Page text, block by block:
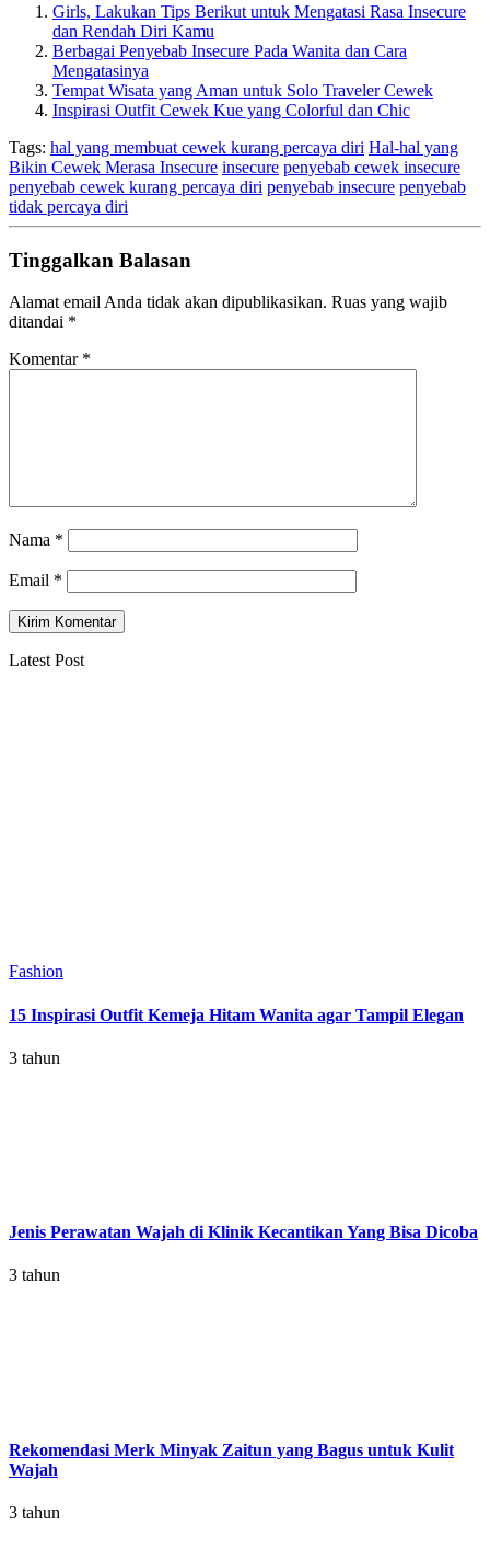
Girls, Lakukan Tips Berikut untuk Mengatasi Rasa Insecure
dan Rendah Diri Kamu
Berbagai Penyebab Insecure Pada Wanita dan Cara
Mengatasinya
Tempat Wisata yang Aman untuk Solo Traveler Cewek
Inspirasi Outfit Cewek Kue yang Colorful dan Chic
Tags: hal yang membuat cewek kurang percaya diri Hal-hal yang
Bikin Cewek Merasa Insecure insecure penyebab cewek insecure
penyebab cewek kurang percaya diri penyebab insecure penyebab
tidak percaya diri
Tinggalkan Balasan
Alamat email Anda tidak akan dipublikasikan. Ruas yang wajib
ditandai *
Komentar *
Nama *
Email *
Latest Post
Fashion
15 Inspirasi Outfit Kemeja Hitam Wanita agar Tampil Elegan
3 tahun
Jenis Perawatan Wajah di Klinik Kecantikan Yang Bisa Dicoba
3 tahun
Rekomendasi Merk Minyak Zaitun yang Bagus untuk Kulit
Wajah
3 tahun